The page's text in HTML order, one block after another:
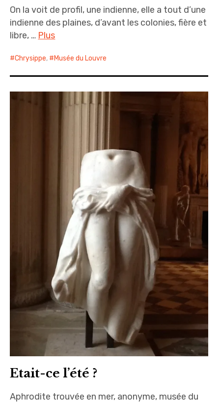
On la voit de profil, une indienne, elle a tout d’une
indienne des plaines, d’avant les colonies, fière et
libre, … Plus
Chrysippe, Musée du Louvre
Etait-ce l’été ?
Aphrodite trouvée en mer, anonyme, musée du